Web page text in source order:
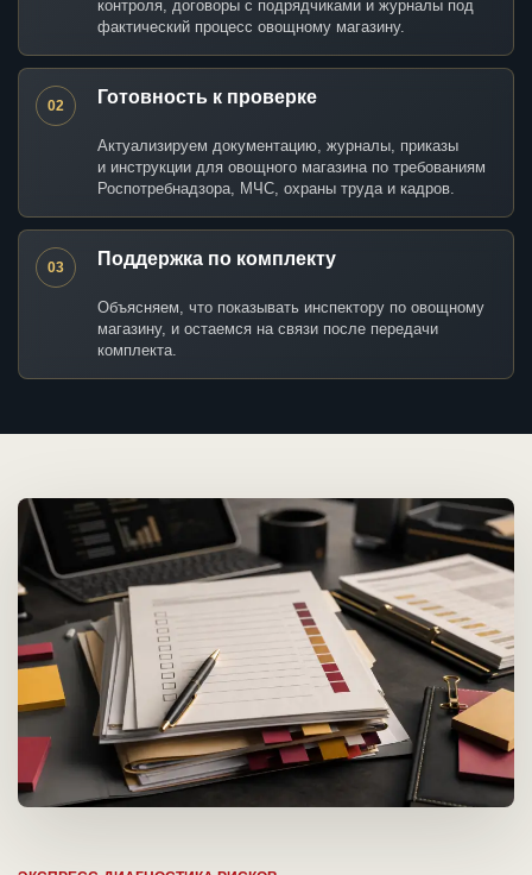
контроля, договоры с подрядчиками и журналы под
фактический процесс овощному магазину.
02 Готовность к проверке
Актуализируем документацию, журналы, приказы
и инструкции для овощного магазина по требованиям
Роспотребнадзора, МЧС, охраны труда и кадров.
03 Поддержка по комплекту
Объясняем, что показывать инспектору по овощному
магазину, и остаемся на связи после передачи
комплекта.